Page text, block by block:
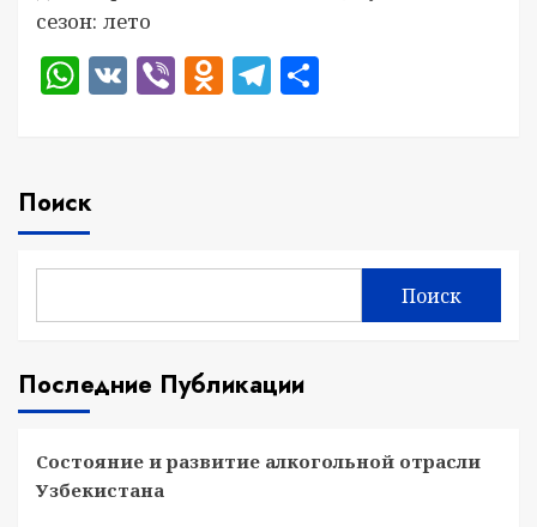
сезон: лето
WhatsApp
VKViberOdnoklassniki
Telegram
Поиск
Поиск
Последние Публикации
Состояние и развитие алкогольной отрасли
Узбекистана